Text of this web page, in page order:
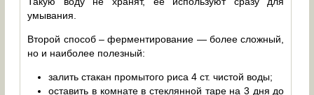
умывания.
Второй способ – ферментирование — более сложный,
но и наиболее полезный:
залить стакан промытого риса 4 ст. чистой воды;
оставить в комнате в стеклянной таре на 3 дня до